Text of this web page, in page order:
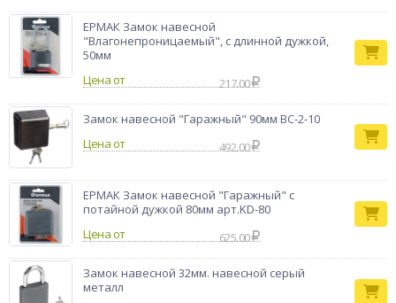
ЕРМАК Замок навесной
"Влагонепроницаемый", с длинной дужкой,
50мм
Цена от
217.00
Замок навесной "Гаражный" 90мм ВС-2-10
Цена от
492.00
ЕРМАК Замок навесной "Гаражный" с
потайной дужкой 80мм арт.KD-80
Цена от
625.00
Замок навесной 32мм. навесной серый
металл